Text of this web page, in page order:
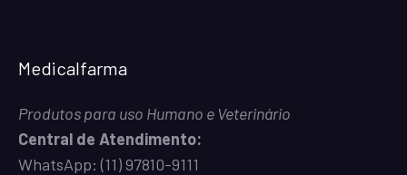
Medicalfarma
Produtos para uso Humano e Veterinário
Central de Atendimento:
WhatsApp:(11) 97810-9111